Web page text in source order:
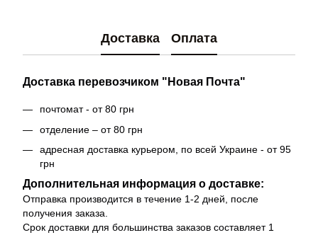
Доставка Оплата
Доставка перевозчиком "Новая Почта"
почтомат - от 80 грн
отделение – от 80 грн
адресная доставка курьером, по всей Украине - от 95
грн
Дополнительная информация о доставке:
Отправка производится в течение 1-2 дней, после
получения заказа.
Срок доставки для большинства заказов составляет 1